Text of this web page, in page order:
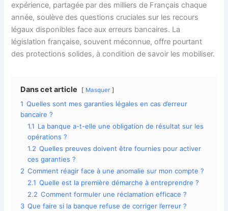
expérience, partagée par des milliers de Français chaque
année, soulève des questions cruciales sur les recours
légaux disponibles face aux erreurs bancaires. La
législation française, souvent méconnue, offre pourtant
des protections solides, à condition de savoir les mobiliser.
Dans cet article Masquer
1 Quelles sont mes garanties légales en cas d’erreur
bancaire ?
1.1 La banque a-t-elle une obligation de résultat sur les
opérations ?
1.2 Quelles preuves doivent être fournies pour activer
ces garanties ?
2 Comment réagir face à une anomalie sur mon compte ?
2.1 Quelle est la première démarche à entreprendre ?
2.2 Comment formuler une réclamation efficace ?
3 Que faire si la banque refuse de corriger l’erreur ?